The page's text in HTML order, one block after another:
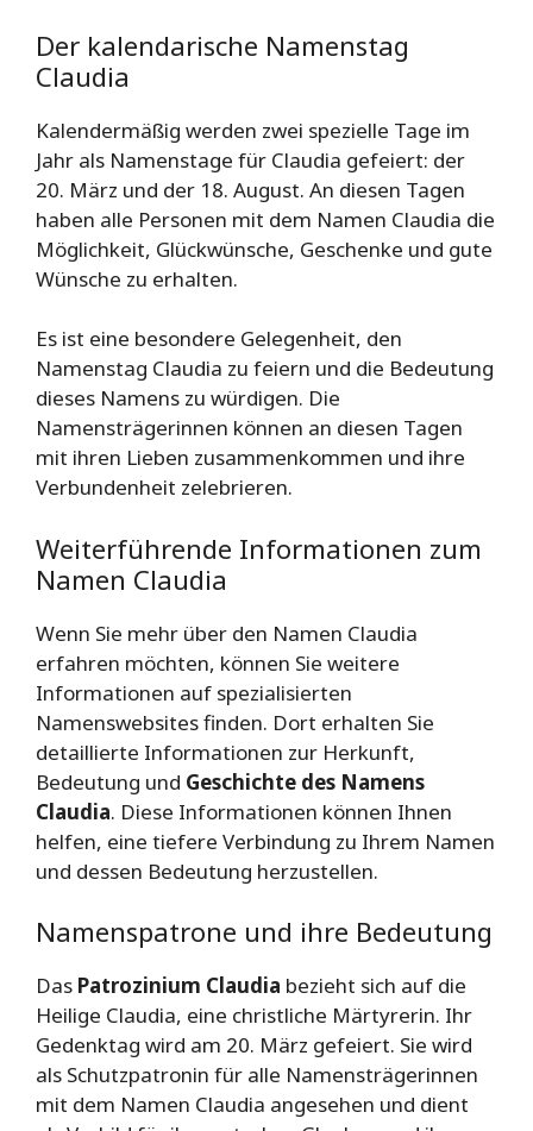
Der kalendarische Namenstag
Claudia
Kalendermäßig werden zwei spezielle Tage im
Jahr als Namenstage für Claudia gefeiert: der
20. März und der 18. August. An diesen Tagen
haben alle Personen mit dem Namen Claudia die
Möglichkeit, Glückwünsche, Geschenke und gute
Wünsche zu erhalten.
Es ist eine besondere Gelegenheit, den
Namenstag Claudia zu feiern und die Bedeutung
dieses Namens zu würdigen. Die
Namensträgerinnen können an diesen Tagen
mit ihren Lieben zusammenkommen und ihre
Verbundenheit zelebrieren.
Weiterführende Informationen zum
Namen Claudia
Wenn Sie mehr über den Namen Claudia
erfahren möchten, können Sie weitere
Informationen auf spezialisierten
Namenswebsites finden. Dort erhalten Sie
detaillierte Informationen zur Herkunft,
Bedeutung und Geschichte des Namens
Claudia. Diese Informationen können Ihnen
helfen, eine tiefere Verbindung zu Ihrem Namen
und dessen Bedeutung herzustellen.
Namenspatrone und ihre Bedeutung
Das Patrozinium Claudia bezieht sich auf die
Heilige Claudia, eine christliche Märtyrerin. Ihr
Gedenktag wird am 20. März gefeiert. Sie wird
als Schutzpatronin für alle Namensträgerinnen
mit dem Namen Claudia angesehen und dient